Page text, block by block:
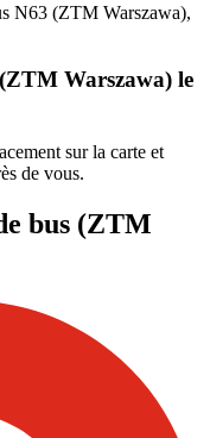
N63 (ZTM Warszawa),
Warszawa) le
sur la carte et
de vous.
bus (ZTM